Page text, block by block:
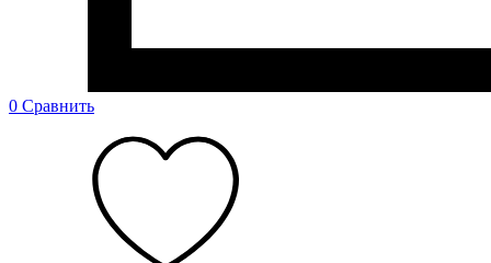
0 Сравнить